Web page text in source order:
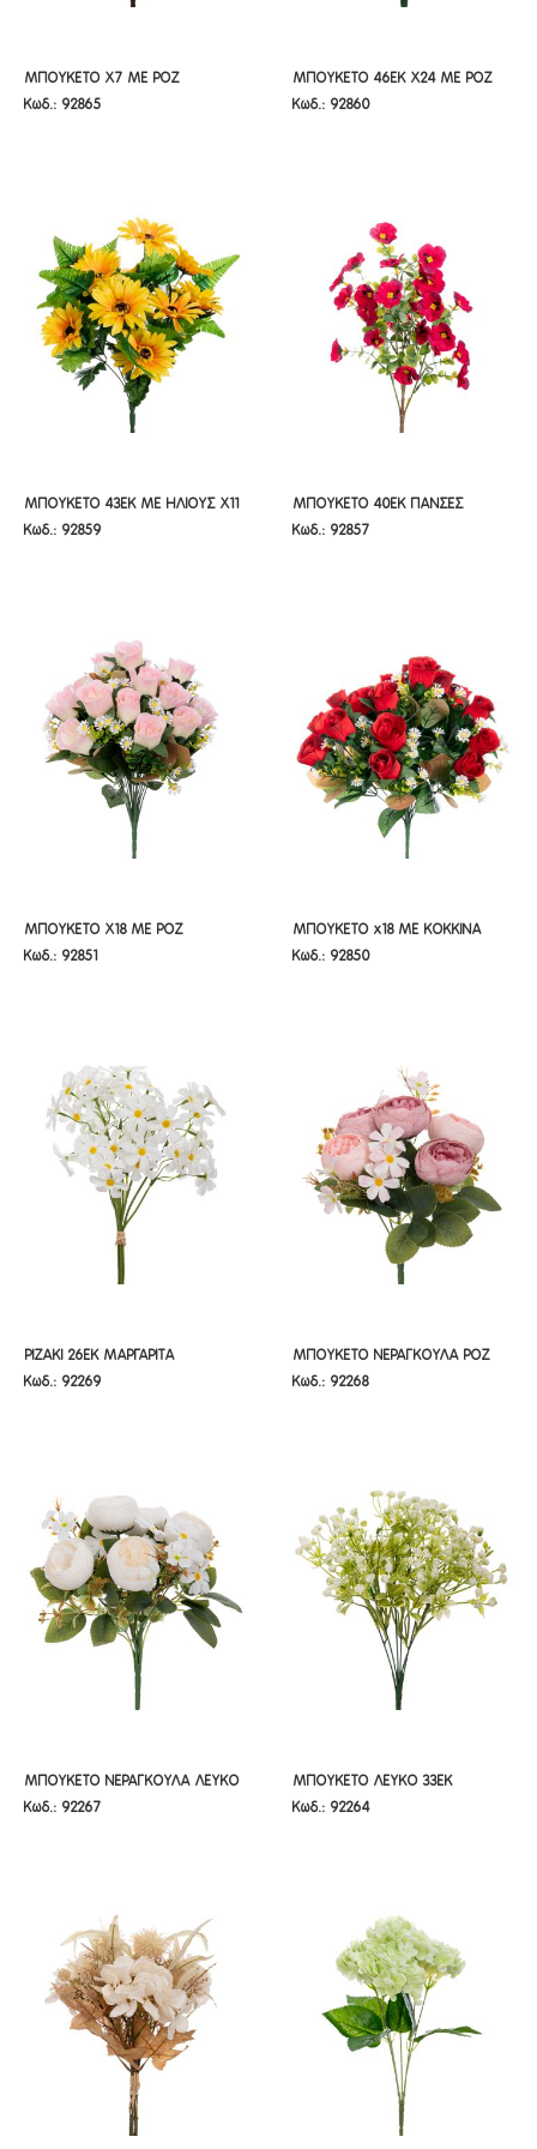
ΜΠΟΥΚΕΤΟ Χ7 ΜΕ ΡΟΖ
ΤΡΙΑΝΤΑΦΥΛΛΑ 50ΕΚ
ΜΠΟΥΚΕΤΟ Χ7 ΜΕ ΡΟΖ
ΤΡΙΑΝΤΑΦΥΛΛΑ 50ΕΚ
Κωδ.: 92865
ΜΠΟΥΚΕΤΟ 46ΕΚ Χ24 ΜΕ ΡΟΖ
ΤΡΙΑΝΤΑΦΥΛΛΑ-ΜΑΡΓΑΡΙΤΕΣ-
ΜΠΟΥΚΕΤΟ 46ΕΚ Χ24 ΜΕ ΡΟΖ
ΤΡΙΑΝΤΑΦΥΛΛΑ-ΜΑΡΓΑΡΙΤΕΣ-
Κωδ.: 92860
ΜΠΟΥΚΕΤΟ 43ΕΚ ΜΕ ΗΛΙΟΥΣ Χ11
ΜΠΟΥΚΕΤΟ 43ΕΚ ΜΕ ΗΛΙΟΥΣ Χ11
Κωδ.: 92859
ΜΠΟΥΚΕΤΟ 40ΕΚ ΠΑΝΣΕΣ
ΜΠΟΡΝΤΟ Χ5
ΜΠΟΥΚΕΤΟ 40ΕΚ ΠΑΝΣΕΣ
ΜΠΟΡΝΤΟ Χ5
Κωδ.: 92857
ΜΠΟΥΚΕΤΟ Χ18 ΜΕ ΡΟΖ
ΤΡΙΑΝΤΑΦΥΛΛΑ 40ΕΚ
ΜΠΟΥΚΕΤΟ Χ18 ΜΕ ΡΟΖ
ΤΡΙΑΝΤΑΦΥΛΛΑ 40ΕΚ
Κωδ.: 92851
ΜΠΟΥΚΕΤΟ X18 ΜΕ ΚΟΚΚΙΝΑ
ΤΡΙΑΝΤΑΦΥΛΛΑ 40ΕΚ
ΜΠΟΥΚΕΤΟ x18 ΜΕ ΚΟΚΚΙΝΑ
ΤΡΙΑΝΤΑΦΥΛΛΑ 40ΕΚ
Κωδ.: 92850
ΡΙΖΑΚΙ 26ΕΚ ΜΑΡΓΑΡΙΤΑ
ΡΙΖΑΚΙ 26ΕΚ ΜΑΡΓΑΡΙΤΑ
Κωδ.: 92269
ΜΠΟΥΚΕΤΟ ΝΕΡΑΓΚΟΥΛΑ ΡΟΖ
30ΕΚ Χ7
ΜΠΟΥΚΕΤΟ ΝΕΡΑΓΚΟΥΛΑ ΡΟΖ
30ΕΚ Χ7
Κωδ.: 92268
ΜΠΟΥΚΕΤΟ ΝΕΡΑΓΚΟΥΛΑ ΛΕΥΚΟ
30ΕΚ Χ7
ΜΠΟΥΚΕΤΟ ΝΕΡΑΓΚΟΥΛΑ ΛΕΥΚΟ
30ΕΚ Χ7
Κωδ.: 92267
ΜΠΟΥΚΕΤΟ ΛΕΥΚΟ 33ΕΚ
ΨΙΛΟΛΟΥΔΟ Χ6
ΜΠΟΥΚΕΤΟ ΛΕΥΚΟ 33ΕΚ
ΨΙΛΟΛΟΥΔΟ Χ6
Κωδ.: 92264